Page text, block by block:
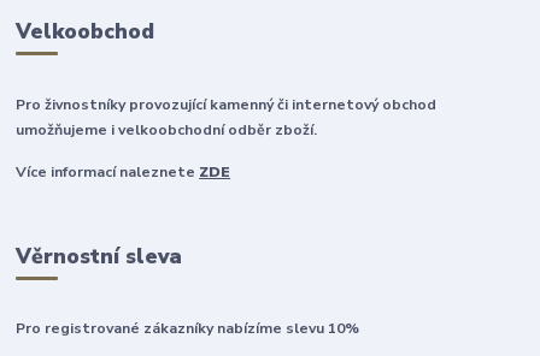
Velkoobchod
Pro živnostníky provozující kamenný či internetový obchod
umožňujeme i velkoobchodní odběr zboží.
Více informací naleznete ZDE
Věrnostní sleva
Pro registrované zákazníky nabízíme slevu 10%